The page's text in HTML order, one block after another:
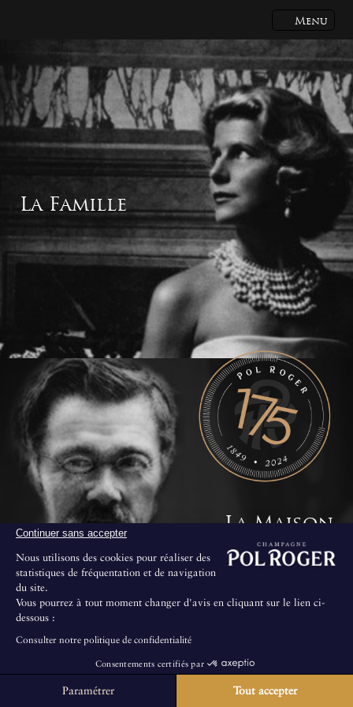
Menu
La Famille
La Maison
La Maison ne propose pas de visites au public.
Continuer sans accepter
Nous utilisons des cookies pour réaliser des
statistiques de fréquentation et de navigation
du site.
Vous pourrez à tout moment changer d'avis en cliquant sur le lien ci-
dessous :
Consulter notre politique de confidentialité
Consentements certifiés par
Paramétrer Tout accepter